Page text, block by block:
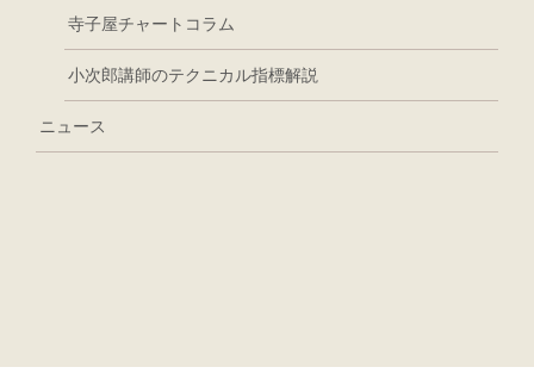
寺子屋チャートコラム
小次郎講師のテクニカル指標解説
ニュース